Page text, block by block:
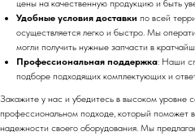
цены на качественную продукцию и быть
Удобные условия доставки по всей
осуществляется легко и быстро. Мы
могли получить нужные запчасти в
Профессиональная поддержка: Наши
подборе подходящих комплектующих и
Закажите у нас и убедитесь в высоком уровне
профессиональном подходе, который поможет
надежности своего оборудования. Мы